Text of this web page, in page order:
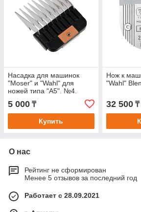
Насадка для машинок
"Moser" и "Wahl" для
ножей типа "А5". №4.
5 000 ₸
Купить
Нож к
"Wahl"
32 500₸
О нас
Рейтинг не сформирован
Менее 5 отзывов за последний год
Работает с 28.09.2021